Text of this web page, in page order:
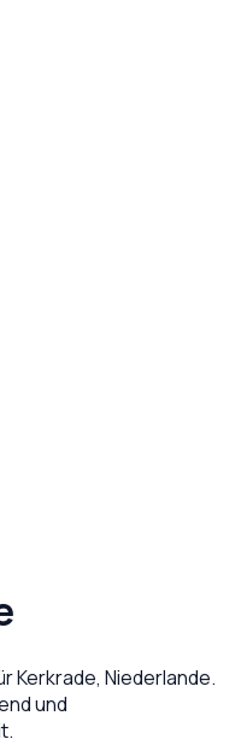
Kerkrade, Niederlande.
und